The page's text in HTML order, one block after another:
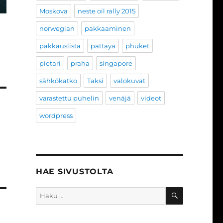
Moskova neste oil rally 2015
norwegian pakkaaminen
pakkauslista pattaya phuket
pietari praha singapore
sähkökatko Taksi valokuvat
varastettu puhelin venäjä videot
wordpress
HAE SIVUSTOLTA
Etsi: HAKU